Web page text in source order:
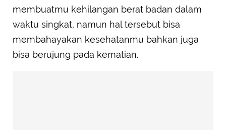
membuatmu kehilangan berat badan dalam
waktu singkat, namun hal tersebut bisa
membahayakan kesehatanmu bahkan juga
bisa berujung pada kematian.